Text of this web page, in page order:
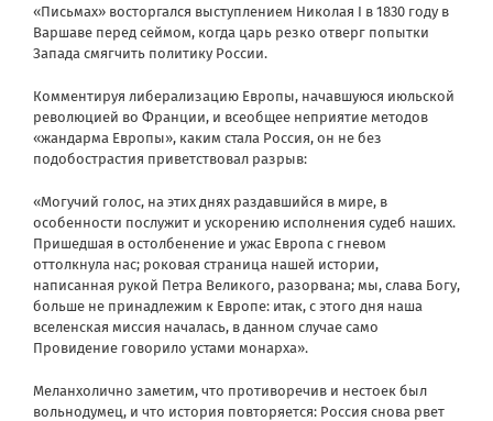
«Письмах» восторгался выступлением Николая I в 1830 году в
Варшаве перед сеймом, когда царь резко отверг попытки
Запада смягчить политику России.
Комментируя либерализацию Европы, начавшуюся июльской
революцией во Франции, и всеобщее неприятие методов
«жандарма Европы», каким стала Россия, он не без
подобострастия приветствовал разрыв:
«Могучий голос, на этих днях раздавшийся в мире, в
особенности послужит и ускорению исполнения судеб наших.
Пришедшая в остолбенение и ужас Европа с гневом
оттолкнула нас; роковая страница нашей истории,
написанная рукой Петра Великого, разорвана; мы, слава Богу,
больше не принадлежим к Европе: итак, с этого дня наша
вселенская миссия началась, в данном случае само
Провидение говорило устами монарха».
Меланхолично заметим, что противоречив и нестоек был
вольнодумец, и что история повторяется: Россия снова рвет